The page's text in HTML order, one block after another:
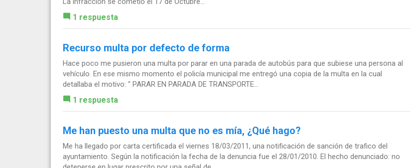
1 respuesta
Recurso multa por defecto de forma
Hace poco me pusieron una multa por parar en una parada de autobús para que subiese una persona al
vehículo. En ese mismo momento el policía municipal me entregó una copia de la multa en la cual
detallaba el motivo: " PARAR EN PARADA DE TRANSPORTE...
1 respuesta
Me han puesto una multa que no es mía, ¿Qué hago?
Me ha llegado por carta certificada el viernes 18/03/2011, una notificación de sanción de trafico del
ayuntamiento. Según la notificación la fecha de la denuncia fue el 28/01/2010. El hecho denunciado: no